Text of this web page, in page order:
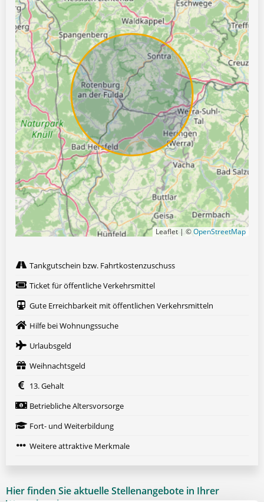
Leaflet | ©OpenStreetMap
Tankgutschein bzw. Fahrtkostenzuschuss
Ticket für öffentliche Verkehrsmittel
Gute Erreichbarkeit mit öffentlichen Verkehrsmitteln
Hilfe bei Wohnungssuche
Urlaubsgeld
Weihnachtsgeld
13. Gehalt
Betriebliche Altersvorsorge
Fort- und Weiterbildung
Weitere attraktive Merkmale
Hier finden Sie aktuelle Stellenangebote in Ihrer